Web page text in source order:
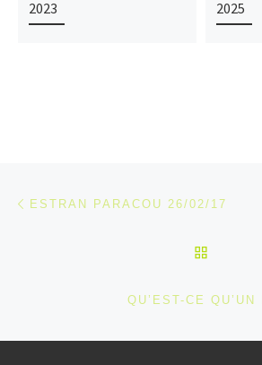
2023
2025
Parcourir les articles
ESTRAN PARACOU 26/02/17
QU’EST-CE